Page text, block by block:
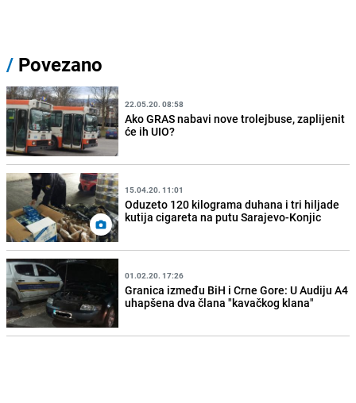
/ Povezano
22.05.20. 08:58
Ako GRAS nabavi nove trolejbuse, zaplijenit
će ih UIO?
15.04.20. 11:01
Oduzeto 120 kilograma duhana i tri hiljade
kutija cigareta na putu Sarajevo-Konjic
01.02.20. 17:26
Granica između BiH i Crne Gore: U Audiju A4
uhapšena dva člana "kavačkog klana"